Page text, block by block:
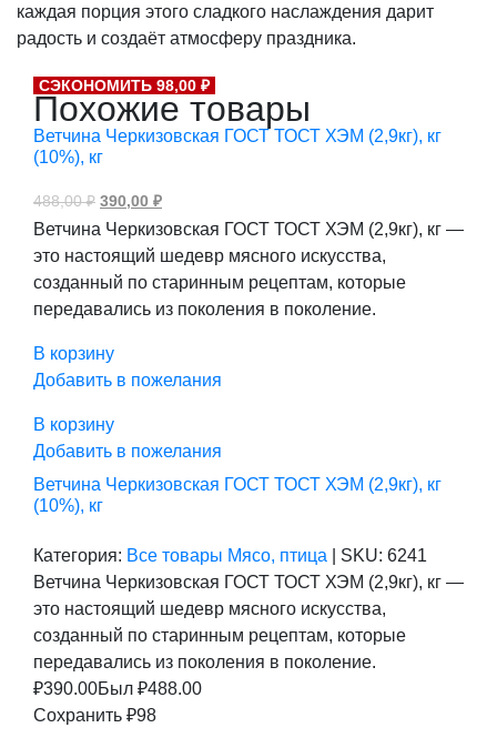
каждая порция этого сладкого наслаждения дарит
радость и создаёт атмосферу праздника.
Похожие товары
СЭКОНОМИТЬ 98,00 ₽
Ветчина Черкизовская ГОСТ ТОСТ ХЭМ (2,9кг), кг
(10%), кг
488,00₽ Первоначальная
составляла
488,00 ₽.
390,00 ₽Текущая
390,00 ₽.
Ветчина Черкизовская ГОСТ ТОСТ ХЭМ (2,9кг), кг —
это настоящий шедевр мясного искусства,
созданный по старинным рецептам, которые
передавались из поколения в поколение.
В корзину
Добавить в пожелания
В корзину
Добавить в пожелания
Ветчина Черкизовская ГОСТ ТОСТ ХЭМ (2,9кг), кг
(10%), кг
Категория: Все товары Мясо, птица SKU: 6241
Ветчина Черкизовская ГОСТ ТОСТ ХЭМ (2,9кг), кг —
это настоящий шедевр мясного искусства,
созданный по старинным рецептам, которые
передавались из поколения в поколение.
₽390.00Был ₽488.00
Сохранить ₽98